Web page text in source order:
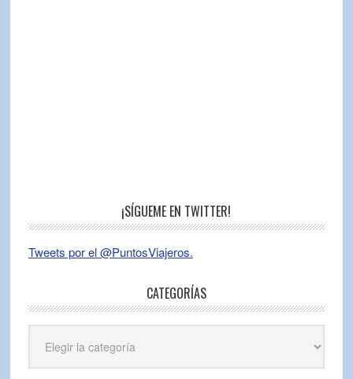
¡SÍGUEME EN TWITTER!
Tweets por el @PuntosViajeros.
CATEGORÍAS